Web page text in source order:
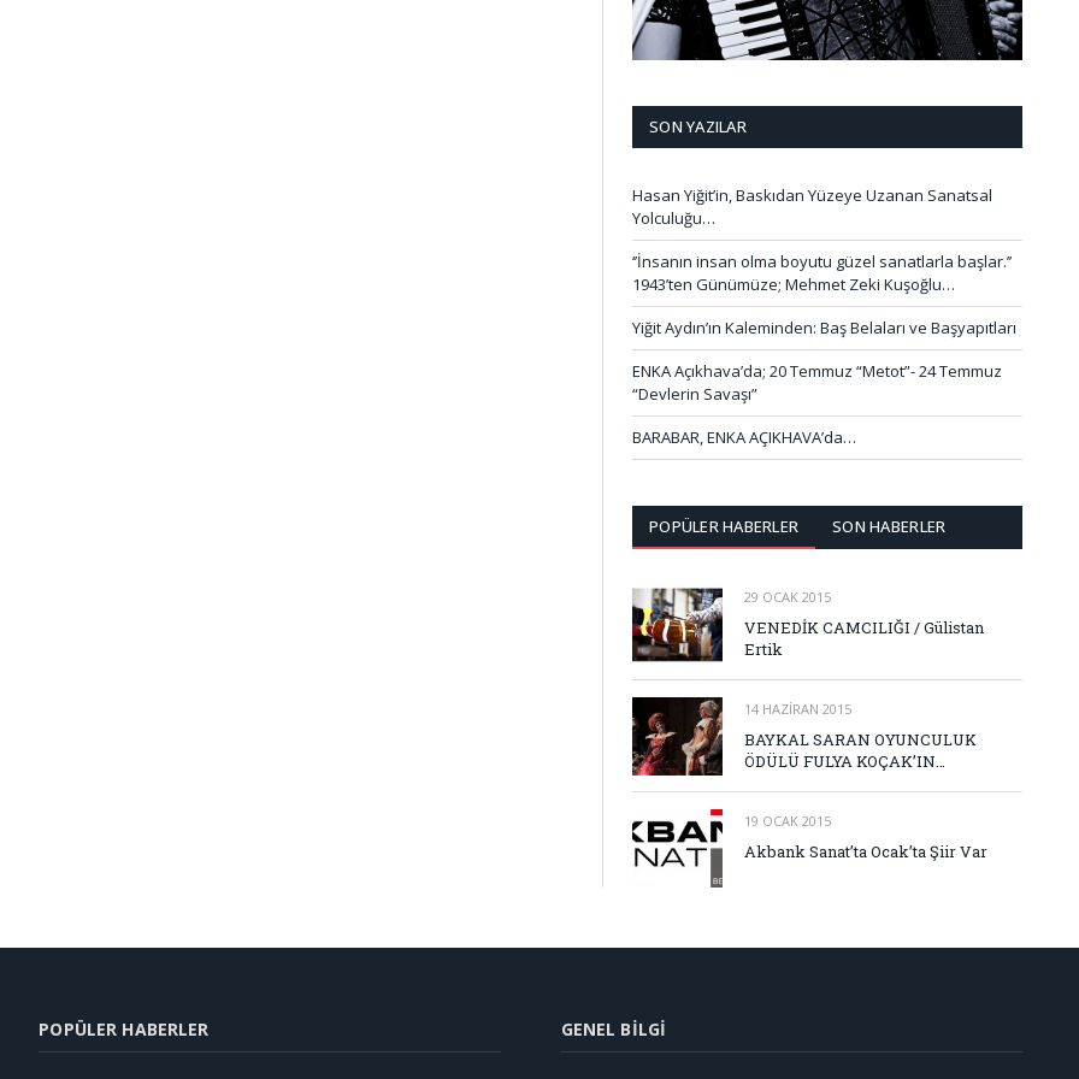
SON YAZILAR
Hasan Yiğit’in, Baskıdan Yüzeye Uzanan Sanatsal
Yolculuğu…
‘’İnsanın insan olma boyutu güzel sanatlarla başlar.’’
1943’ten Günümüze; Mehmet Zeki Kuşoğlu…
Yiğit Aydın’ın Kaleminden: Baş Belaları ve Başyapıtları
ENKA Açıkhava’da; 20 Temmuz “Metot”- 24 Temmuz
“Devlerin Savaşı”
BARABAR, ENKA AÇIKHAVA’da…
POPÜLER HABERLER SON HABERLER
29 OCAK 2015
VENEDİK CAMCILIĞI / Gülistan
Ertik
14 HAZIRAN 2015
BAYKAL SARAN OYUNCULUK
ÖDÜLÜ FULYA KOÇAK’IN…
19 OCAK 2015
Akbank Sanat’ta Ocak’ta Şiir Var
POPÜLER HABERLER GENEL BILGI